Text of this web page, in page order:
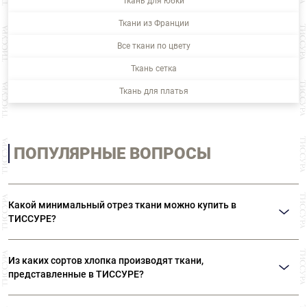
Ткани из Франции
Все ткани по цвету
Ткань сетка
Ткань для платья
ПОПУЛЯРНЫЕ ВОПРОСЫ
Какой минимальный отрез ткани можно купить в
ТИССУРЕ?
Из каких сортов хлопка производят ткани,
представленные в ТИССУРЕ?